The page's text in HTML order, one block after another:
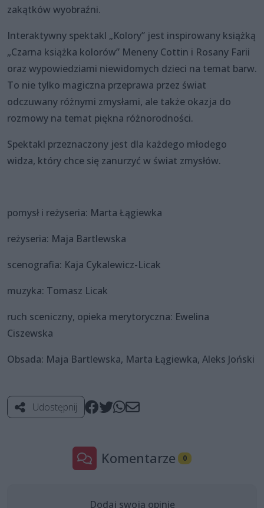
zakątków wyobraźni.
Interaktywny spektakl „Kolory” jest inspirowany książką
„Czarna książka kolorów” Meneny Cottin i Rosany Farii
oraz wypowiedziami niewidomych dzieci na temat barw.
To nie tylko magiczna przeprawa przez świat
odczuwany różnymi zmysłami, ale także okazja do
rozmowy na temat piękna różnorodności.
Spektakl przeznaczony jest dla każdego młodego
widza, który chce się zanurzyć w świat zmysłów.
pomysł i reżyseria: Marta Łągiewka
reżyseria: Maja Bartlewska
scenografia: Kaja Cykalewicz-Licak
muzyka: Tomasz Licak
ruch sceniczny, opieka merytoryczna: Ewelina
Ciszewska
Obsada: Maja Bartlewska, Marta Łągiewka, Aleks Joński
Udostępnij
Komentarze 0
Dodaj swoją opinię